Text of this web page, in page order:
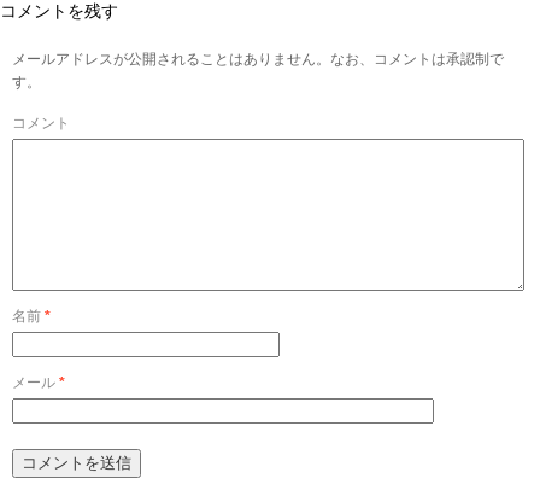
コメントを残す
メールアドレスが公開されることはありません。なお、コメントは承認制で
す。
コメント
名前 *
メール *